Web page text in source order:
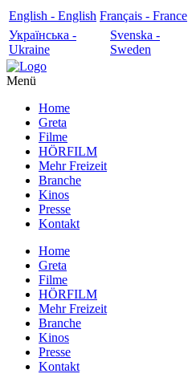
English - English Français - France
Українська -
Ukraine
Svenska -
Sweden
Menü
Home
Greta
Filme
HÖRFILM
Mehr Freizeit
Branche
Kinos
Presse
Kontakt
Home
Greta
Filme
HÖRFILM
Mehr Freizeit
Branche
Kinos
Presse
Kontakt